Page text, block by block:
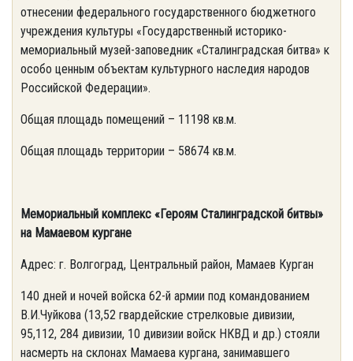
отнесении федерального государственного бюджетного
учреждения культуры «Государственный историко-
мемориальный музей-заповедник «Сталинградская битва» к
особо ценным объектам культурного наследия народов
Российской Федерации».
Общая площадь помещений – 11198 кв.м.
Общая площадь территории – 58674 кв.м.
Мемориальный комплекс «Героям Сталинградской битвы»
на Мамаевом кургане
Адрес: г. Волгоград, Центральный район, Мамаев Курган
140 дней и ночей войска 62-й армии под командованием
В.И.Чуйкова (13,52 гвардейские стрелковые дивизии,
95,112, 284 дивизии, 10 дивизии войск НКВД и др.) стояли
насмерть на склонах Мамаева кургана, занимавшего